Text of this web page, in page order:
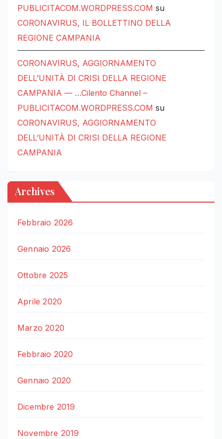
PUBLICITACOM.WORDPRESS.COM su
CORONAVIRUS, IL BOLLETTINO DELLA
REGIONE CAMPANIA
CORONAVIRUS, AGGIORNAMENTO
DELL’UNITÀ DI CRISI DELLA REGIONE
CAMPANIA — …Cilento Channel –
PUBLICITACOM.WORDPRESS.COM su
CORONAVIRUS, AGGIORNAMENTO
DELL’UNITÀ DI CRISI DELLA REGIONE
CAMPANIA
Archives
Febbraio 2026
Gennaio 2026
Ottobre 2025
Aprile 2020
Marzo 2020
Febbraio 2020
Gennaio 2020
Dicembre 2019
Novembre 2019